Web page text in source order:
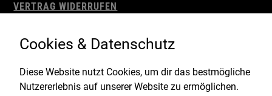
VERTRAG WIDERRUFEN
WIDERRUFSBELEHRUNG
IMPRESSUM
Gefördert durch:
Cookies & Datenschutz
Diese Website nutzt Cookies, um dir das bestmögliche
Nutzererlebnis auf unserer Website zu ermöglichen.